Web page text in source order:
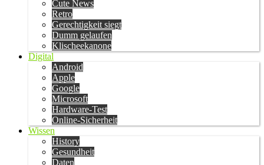
Cute News
Retro
Gerechtigkeit siegt
Dumm gelaufen
Klischeekanone
Digital
Android
Apple
Google
Microsoft
Hardware-Test
Online-Sicherheit
Wissen
History
Gesundheit
Daten